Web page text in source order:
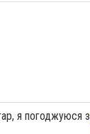
я погоджуюся з